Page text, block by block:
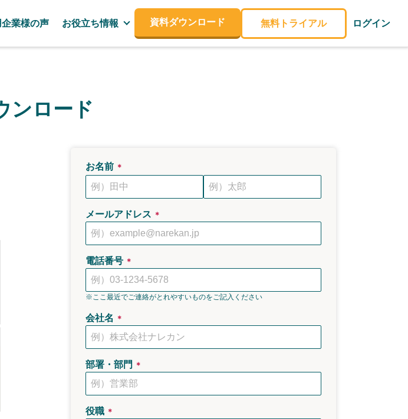
企業様の声 お役立ち情報 資料ダウンロード 無料トライアル ログイン
ンロード
お名前 ＊
メールアドレス ＊
電話番号 ＊
※ここ最近でご連絡がとれやすいものをご記入ください
会社名 ＊
部署・部門 ＊
役職 ＊